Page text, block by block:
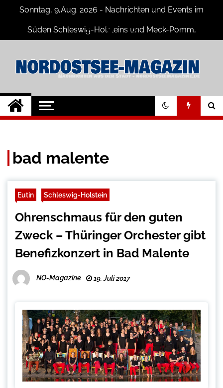
Sonntag, 9,Aug. 2026 - Nachrichten und Events im
Süden Schleswig-Holsteins und Meck-Pomm,
Nord-Ostsee-
Magazine Blog
Der Blog der Nord-Ostsee Magazine
bad malente
Eutin Schleswig-Holstein
Ohrenschmaus für den guten
Zweck – Thüringer Orchester gibt
Benefizkonzert in Bad Malente
NO-Magazine 19. Juli 2017